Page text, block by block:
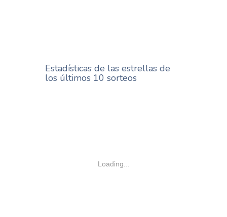
Estadísticas de las estrellas de
los últimos 10 sorteos
Loading...